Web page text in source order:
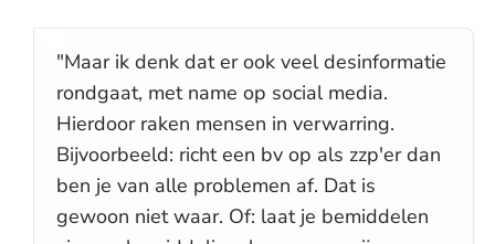
"Maar ik denk dat er ook veel desinformatie
rondgaat, met name op social media.
Hierdoor raken mensen in verwarring.
Bijvoorbeeld: richt een bv op als zzp'er dan
ben je van alle problemen af. Dat is
gewoon niet waar. Of: laat je bemiddelen